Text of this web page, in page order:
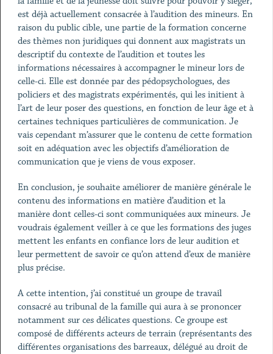
est déjà actuellement consacrée à l’audition des mineurs. En
raison du public cible, une partie de la formation concerne
des thèmes non juridiques qui donnent aux magistrats un
descriptif du contexte de l’audition et toutes les
informations nécessaires à accompagner le mineur lors de
celle-ci. Elle est donnée par des pédopsychologues, des
policiers et des magistrats expérimentés, qui les initient à
l’art de leur poser des questions, en fonction de leur âge et à
certaines techniques particulières de communication. Je
vais cependant m’assurer que le contenu de cette formation
soit en adéquation avec les objectifs d’amélioration de
communication que je viens de vous exposer.
En conclusion, je souhaite améliorer de manière générale le
contenu des informations en matière d’audition et la
manière dont celles-ci sont communiquées aux mineurs. Je
voudrais également veiller à ce que les formations des juges
mettent les enfants en confiance lors de leur audition et
leur permettent de savoir ce qu’on attend d’eux de manière
plus précise.
A cette intention, j’ai constitué un groupe de travail
consacré au tribunal de la famille qui aura à se prononcer
notamment sur ces délicates questions. Ce groupe est
composé de différents acteurs de terrain (représentants des
différentes organisations des barreaux, délégué au droit de